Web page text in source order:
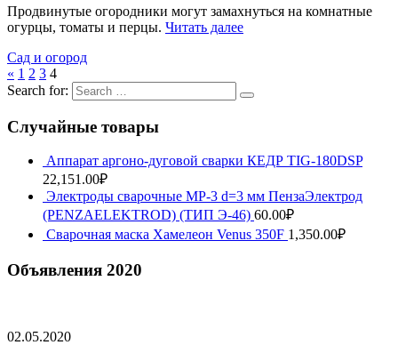
Продвинутые огородники могут замахнуться на комнатные
огурцы, томаты и перцы. Читать далее
Сад и огород
« 1 2 3 4
Search for:
Случайные товары
Аппарат аргоно-дуговой сварки КЕДР TIG-180DSP
22,151.00₽
Электроды сварочные МР-3 d=3 мм ПензаЭлектрод
(PENZAELEKTROD) (ТИП Э-46) 60.00₽
Сварочная маска Хамелеон Venus 350F 1,350.00₽
Объявления 2020
02.05.2020